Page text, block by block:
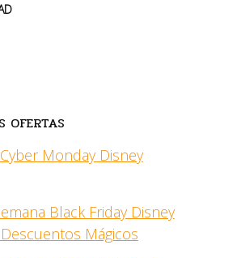
OFERTAS
Monday Disney
Black Friday Disney
Mágicos